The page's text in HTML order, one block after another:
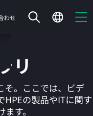
わせ
リ
そ。ここでは、ビデ
HPEの製品やITに関す
す。